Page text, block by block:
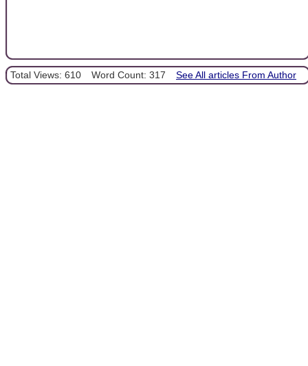
Total Views: 610 Word Count: 317 See All articles From Author